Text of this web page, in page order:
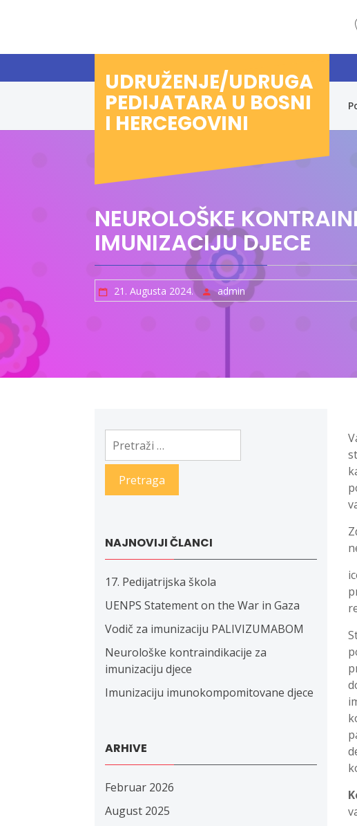
UDRUŽENJE/UDRUGA
PEDIJATARA U BOSNI
I HERCEGOVINI
NEUROLOŠKE
IMUNIZACIJU DJECE
21. Augusta 2024. admin
Pretraga:
NAJNOVIJI ČLANCI
17. Pedijatrijska škola
UENPS Statement on the War in Gaza
Vodič za imunizaciju PALIVIZUMABOM
Neurološke kontraindikacije za
imunizaciju djece
Imunizaciju imunokompomitovane djece
ARHIVE
Februar 2026
August 2025